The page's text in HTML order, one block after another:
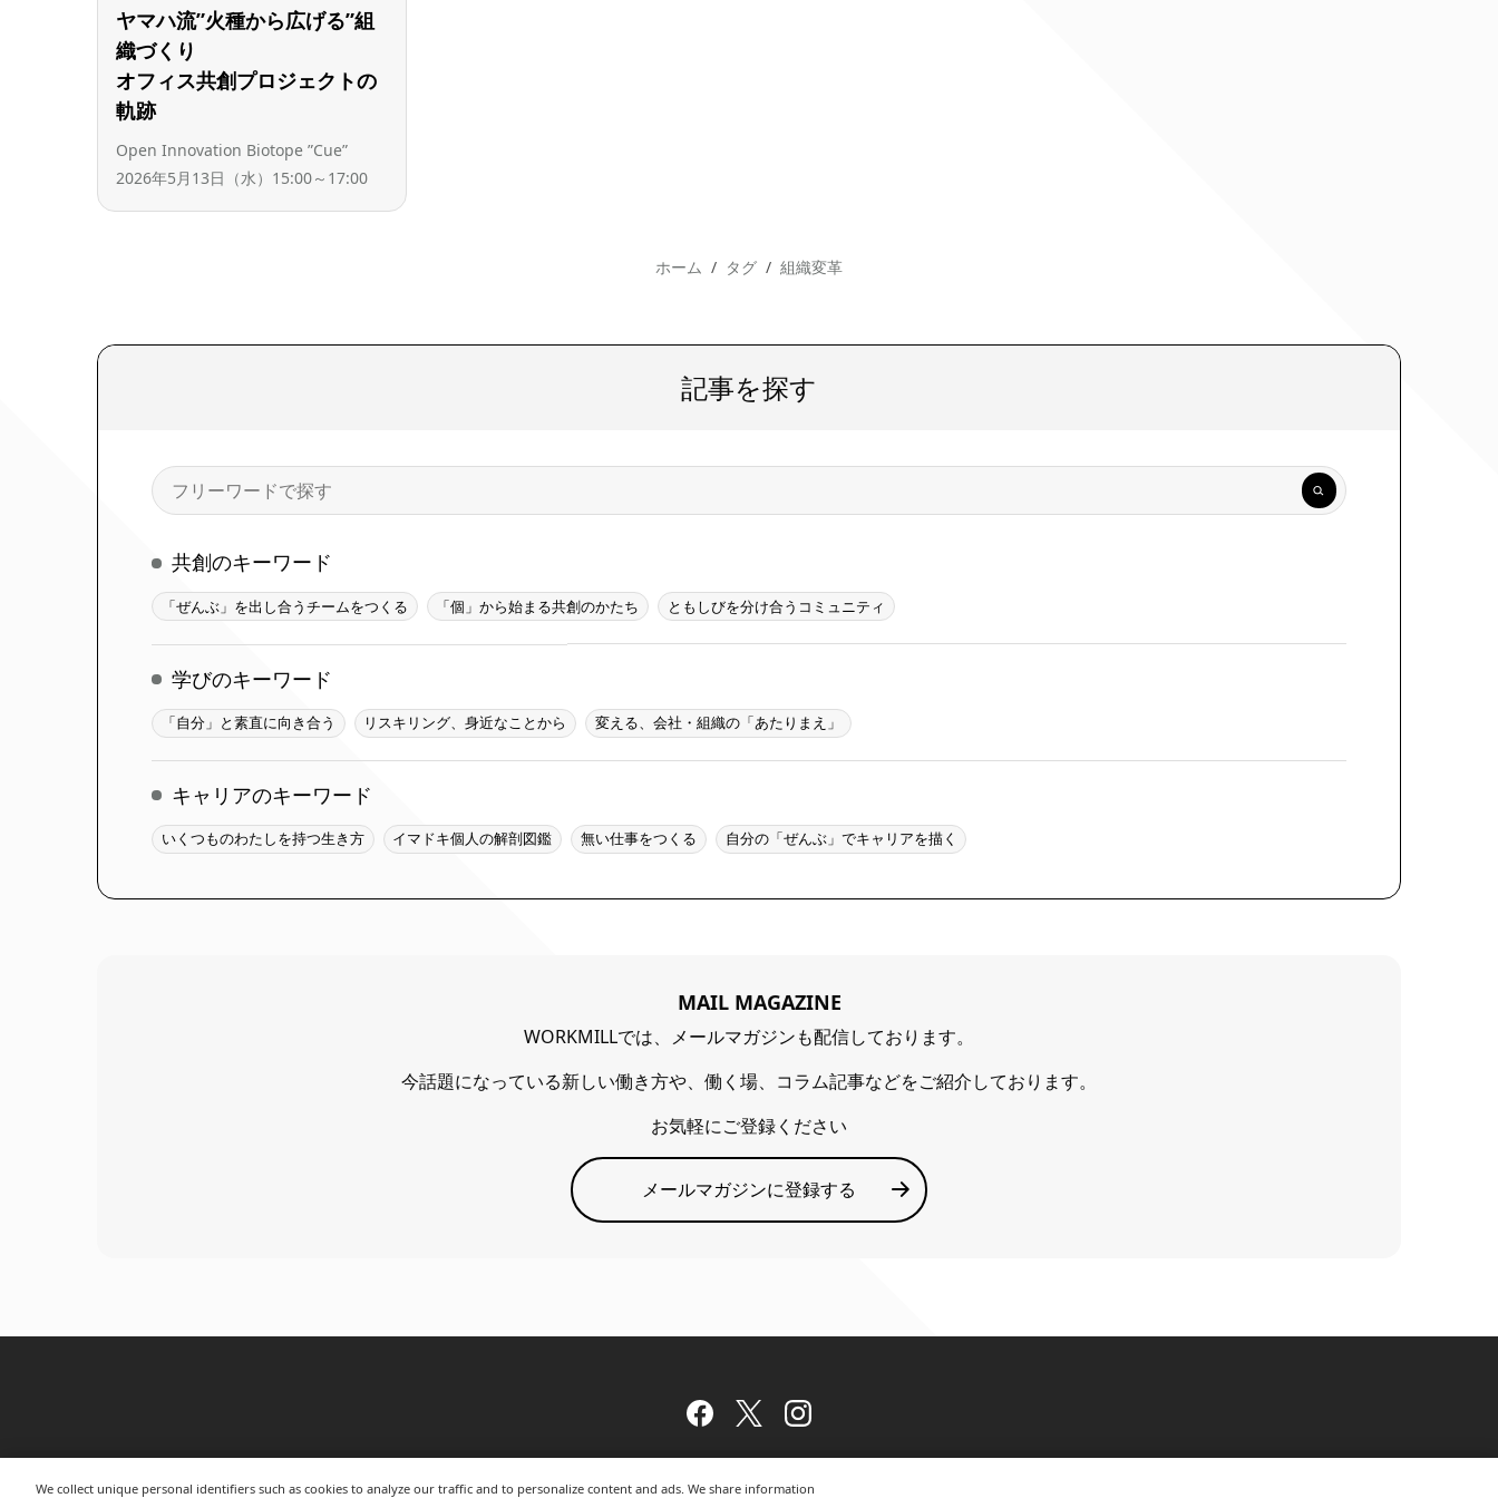
ヤマハ流”火種から広げる”組
織づくり
オフィス共創プロジェクトの
軌跡
Open Innovation Biotope ”Cue”
2026年5月13日（水）15:00～17:00
ホーム タグ 組織変革
記事を探す
検
索
共創のキーワード
「ぜんぶ」を出し合うチームをつくる 「個」から始まる共創のかたち ともしびを分け合うコミュニティ
学びのキーワード
「自分」と素直に向き合う リスキリング、身近なことから 変える、会社・組織の「あたりまえ」
キャリアのキーワード
いくつものわたしを持つ生き方 イマドキ個人の解剖図鑑 無い仕事をつくる 自分の「ぜんぶ」でキャリアを描く
MAIL MAGAZINE
WORKMILLでは、メールマガジンも配信しております。
今話題になっている新しい働き方や、働く場、コラム記事などをご紹介しております。
お気軽にご登録ください
メールマガジンに登録する
Facebook
TwitterInstagram
We collect unique personal identifiers such as cookies to analyze our traffic and to personalize content and ads. We share information